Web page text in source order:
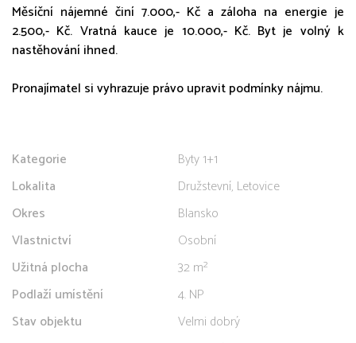
Měsíční nájemné činí 7.000,- Kč a záloha na energie je
2.500,- Kč. Vratná kauce je 10.000,- Kč. Byt je volný k
nastěhování ihned.
Pronajímatel si vyhrazuje právo upravit podmínky nájmu.
Kategorie
Byty 1+1
Lokalita
Družstevní, Letovice
Okres
Blansko
Vlastnictví
Osobní
Užitná plocha
32 m²
Podlaží umístění
4. NP
Stav objektu
Velmi dobrý